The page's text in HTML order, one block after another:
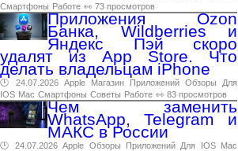
Смартфоны Работе 👀 73 просмотров
Приложения Ozon
Банка, Wildberries и
Яндекс Пэй скоро
удалят из App Store. Что
делать владельцам iPhone
🕑 24.07.2026 Apple Магазин Приложений Обзоры
Для
IOS Mac Смартфоны Советы Работе 👀 83 просмотров
Чем заменить
WhatsApp, Telegram и
МАКС в России
🕑 24.07.2026 Apple Обзоры Приложений Для IOS
Mac